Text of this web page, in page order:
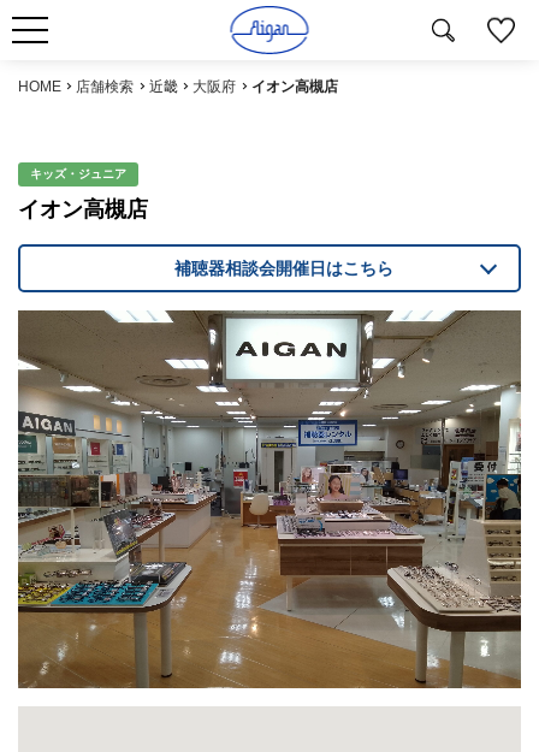
HOME 店舗検索 近畿 大阪府 イオン高槻店
キッズ・ジュニア
イオン高槻店
補聴器相談会開催日はこちら